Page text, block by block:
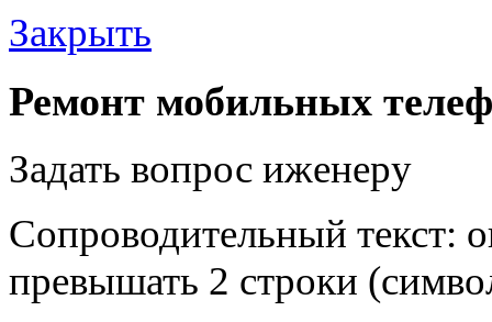
Закрыть
Ремонт мобильных
Задать вопрос иженеру
Сопроводительный текст:
превышать 2 строки